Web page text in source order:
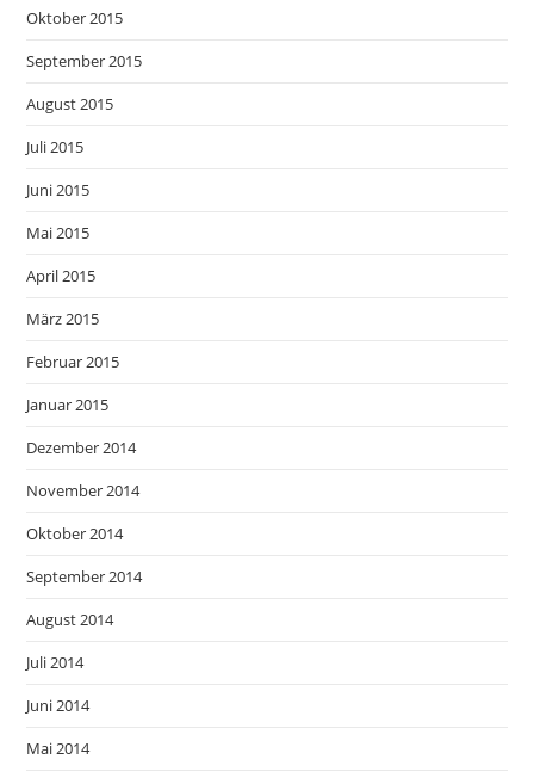
Oktober 2015
September 2015
August 2015
Juli 2015
Juni 2015
Mai 2015
April 2015
März 2015
Februar 2015
Januar 2015
Dezember 2014
November 2014
Oktober 2014
September 2014
August 2014
Juli 2014
Juni 2014
Mai 2014